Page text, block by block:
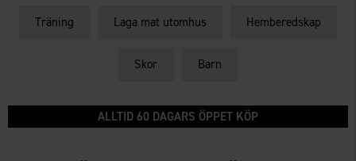
Träning Laga mat utomhus Hemberedskap
Skor Barn
ALLTID 60 DAGARS ÖPPET KÖP